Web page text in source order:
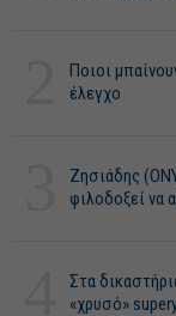
Ποιοι
έλεγχο
Ζησιάδης
φιλοδοξεί να
Στα
«χρυσό»